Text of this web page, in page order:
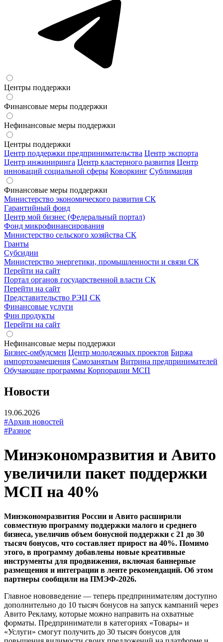
Центры поддержки
Финансовые меры поддержки
Нефинансовые меры поддержки
Центры поддержки
Центр поддержки предпринимательства Центр экспорта
Центр инжиниринга Центр кластерного развития Центр
инноваций социальной сферы Коворкинг Сублимация
Финансовые меры поддержки
Министерство экономического развития СК
Гарантийный фонд
Центр мой бизнес (Федеральный портал)
Фонд микрофинансирования
Министерство сельского хозяйства СК
Гранты
Субсидии
Министерство энергетики, промышленности и связи СК
Перейти на сайт
Портал органов государственной власти СК
Перейти на сайт
Представительство РЭЦ СК
Финансовые услуги
Фин продукты
Перейти на сайт
Нефинансовые меры поддержки
Бизнес-омбудсмен Центр молодежных проектов Биржа
импортозамещения Cамозанятым Витрина предпринимателей
Обучающие программы Корпорации МСП
Новости
19.06.2026
#Архив новостей
#Разное
Минэкономразвития и Авито
увеличили пакет поддержки
МСП на 40%
Минэкономразвития России и Авито расширили
совместную программу поддержки малого и среднего
бизнеса, увеличив объем бонусной поддержки с 21 до 30
тысяч бонусов, что составляет прирост на 40%. Помимо
этого, в программу добавлены новые креативные
инструменты для продвижения, включая баннерные
размещения и интеграции в ленте рекомендаций. Об этом
партнеры сообщили на ПМЭФ-2026.
Главное нововведение — теперь предпринимателям доступно
дополнительно до 10 тысяч бонусов на запуск кампаний через
Авито Рекламу, которые можно направить на охватные
форматы. Предприниматели в категориях «Товары» и
«Услуги» смогут получить до 30 тысяч бонусов для